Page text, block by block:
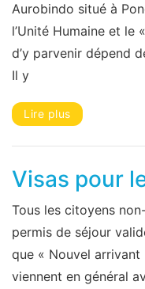
Aurobindo situé à
l’Unité Humaine et le
d’y parvenir dépend
Il y
Lire plus
Visas pour
Tous les citoyens
permis de séjour
que « Nouvel arrivant
viennent en général